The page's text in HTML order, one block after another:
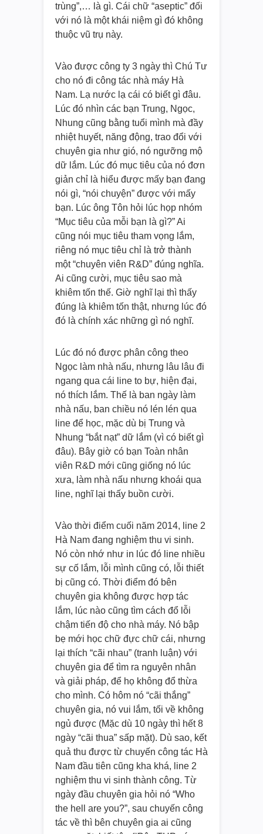
trùng”,… là gì. Cái chữ “aseptic” đối
với nó là một khái niệm gì đó không
thuộc vũ trụ này.
Vào được công ty 3 ngày thì Chú Tư
cho nó đi công tác nhà máy Hà
Nam. Lạ nước lạ cái có biết gì đâu.
Lúc đó nhìn các bạn Trung, Ngọc,
Nhung cũng bằng tuổi mình mà đầy
nhiệt huyết, năng động, trao đổi với
chuyên gia như gió, nó ngưỡng mộ
dữ lắm. Lúc đó mục tiêu của nó đơn
giản chỉ là hiểu được mấy bạn đang
nói gì, “nói chuyện” được với mấy
bạn. Lúc ông Tôn hỏi lúc họp nhóm
“Mục tiêu của mỗi bạn là gì?” Ai
cũng nói mục tiêu tham vọng lắm,
riêng nó mục tiêu chỉ là trở thành
một “chuyên viên R&D” đúng nghĩa.
Ai cũng cười, mục tiêu sao mà
khiêm tốn thế. Giờ nghĩ lại thì thấy
đúng là khiêm tốn thật, nhưng lúc đó
đó là chính xác những gì nó nghĩ.
Lúc đó nó được phân công theo
Ngọc làm nhà nấu, nhưng lâu lâu đi
ngang qua cái line to bự, hiện đại,
nó thích lắm. Thế là ban ngày làm
nhà nấu, ban chiều nó lén lén qua
line để học, mặc dù bị Trung và
Nhung “bắt nạt” dữ lắm (vì có biết gì
đâu). Bây giờ có bạn Toàn nhân
viên R&D mới cũng giống nó lúc
xưa, làm nhà nấu nhưng khoái qua
line, nghĩ lại thấy buồn cười.
Vào thời điểm cuối năm 2014, line 2
Hà Nam đang nghiệm thu vi sinh.
Nó còn nhớ như in lúc đó line nhiều
sự cố lắm, lỗi mình cũng có, lỗi thiết
bị cũng có. Thời điểm đó bên
chuyên gia không được hợp tác
lắm, lúc nào cũng tìm cách đổ lỗi
chậm tiến độ cho nhà máy. Nó bập
bẹ mới học chữ đực chữ cái, nhưng
lại thích “cãi nhau” (tranh luận) với
chuyên gia để tìm ra nguyên nhân
và giải pháp, để họ không đổ thừa
cho mình. Có hôm nó “cãi thắng”
chuyên gia, nó vui lắm, tối về không
ngủ được (Mặc dù 10 ngày thì hết 8
ngày “cãi thua” sấp mặt). Dù sao, kết
quả thu được từ chuyến công tác Hà
Nam đầu tiên cũng kha khá, line 2
nghiệm thu vi sinh thành công. Từ
ngày đầu chuyên gia hỏi nó “Who
the hell are you?”, sau chuyến công
tác về thì bên chuyên gia ai cũng